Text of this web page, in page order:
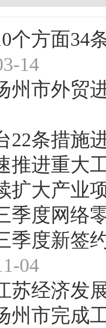
个方面34
14
州市外贸
22条措施
推进重大
扩大产业
季度网络
季度新签
04
苏经济发
州市完成